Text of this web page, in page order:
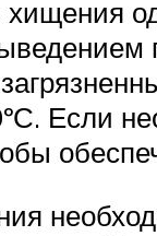
хищения
Если